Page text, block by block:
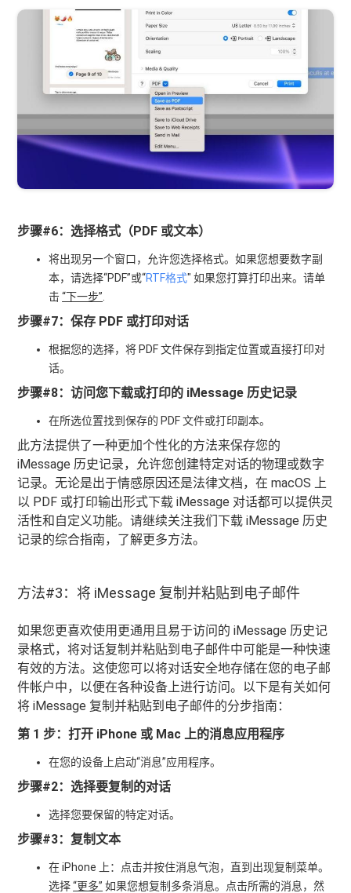
步骤#6：选择格式（PDF 或文本）
将出现另一个窗口，允许您选择格式。如果您想要数字副
本，请选择“PDF”或“RTF格式" 如果您打算打印出来。请单
击“下一步”
步骤#7：保存 PDF 或打印对话
根据您的选择，将 PDF 文件保存到指定位置或直接打印对
话。
步骤#8：访问您下载或打印的 iMessage 历史记录
在所选位置找到保存的 PDF 文件或打印副本。
此方法提供了一种更加个性化的方法来保存您的
iMessage 历史记录，允许您创建特定对话的物理或数字
记录。无论是出于情感原因还是法律文档，在 macOS 上
以 PDF 或打印输出形式下载 iMessage 对话都可以提供灵
活性和自定义功能。请继续关注我们下载 iMessage 历史
记录的综合指南，了解更多方法。
方法#3：将 iMessage 复制并粘贴到电子邮件
如果您更喜欢使用更通用且易于访问的 iMessage 历史记
录格式，将对话复制并粘贴到电子邮件中可能是一种快速
有效的方法。这使您可以将对话安全地存储在您的电子邮
件帐户中，以便在各种设备上进行访问。以下是有关如何
将 iMessage 复制并粘贴到电子邮件的分步指南：
第 1 步：打开 iPhone 或 Mac 上的消息应用程序
在您的设备上启动“消息”应用程序。
步骤#2：选择要复制的对话
选择您要保留的特定对话。
步骤#3：复制文本
在 iPhone 上：点击并按住消息气泡，直到出现复制菜单。
选择“更多” 如果您想复制多条消息。点击所需的消息，然